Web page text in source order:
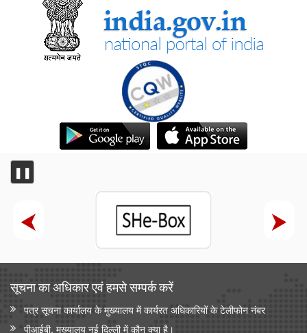
❚❚
सूचना का अधिकार एवं हमसे सम्‍पर्क करें
पत्र सूचना कार्यालय के मुख्यालय में कार्यरत अधिकारियों के टेलीफोन नंबर
पीआईबी, मुख्यालय नई दिल्ली में कौन क्या है।